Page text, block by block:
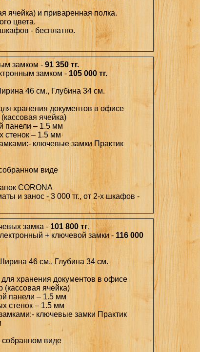
ячейка) и приваренная полка.
цвета.
шкафов - бесплатно.
замком - 91 350 тг.
замком - 105 000 тг.
46 см., Глубина 34 см.
хранения документов в офисе
ячейка)
панели – 1.5 мм
стенок – 1.5 мм
ключевые замки Практик
виде
CORONA
и занос - 3 000 тг., от 2-х шкафов -
замка -101 800 тг.
+ ключевой замки - 116 000
46 см., Глубина 34 см.
хранения документов в офисе
(кассовая ячейка)
панели – 1.5 мм
стенок – 1.5 мм
ключевые замки Практик
собранном виде